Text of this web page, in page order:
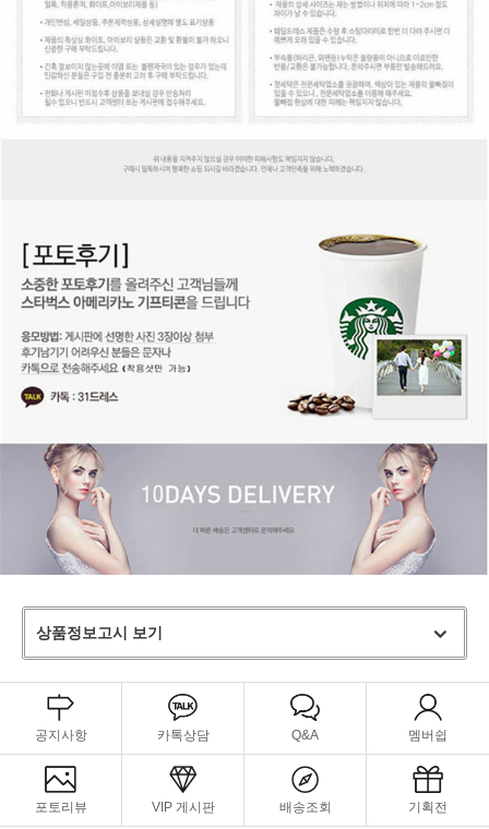
상품정보고시 보기
공지사항 카톡상담 Q&A 멤버쉽
포토리뷰 VIP 게시판 배송조회 기획전